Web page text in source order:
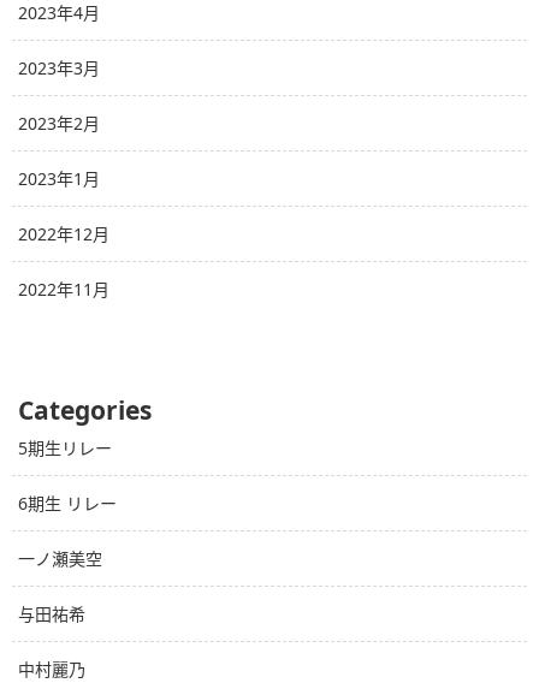
2023年4月
2023年3月
2023年2月
2023年1月
2022年12月
2022年11月
Categories
5期生リレー
6期生 リレー
一ノ瀬美空
与田祐希
中村麗乃